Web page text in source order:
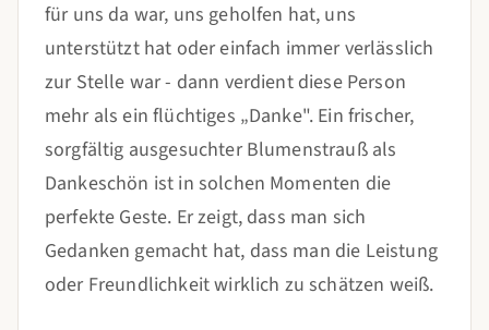
für uns da war, uns geholfen hat, uns
unterstützt hat oder einfach immer verlässlich
zur Stelle war - dann verdient diese Person
mehr als ein flüchtiges „Danke". Ein frischer,
sorgfältig ausgesuchter Blumenstrauß als
Dankeschön ist in solchen Momenten die
perfekte Geste. Er zeigt, dass man sich
Gedanken gemacht hat, dass man die Leistung
oder Freundlichkeit wirklich zu schätzen weiß.